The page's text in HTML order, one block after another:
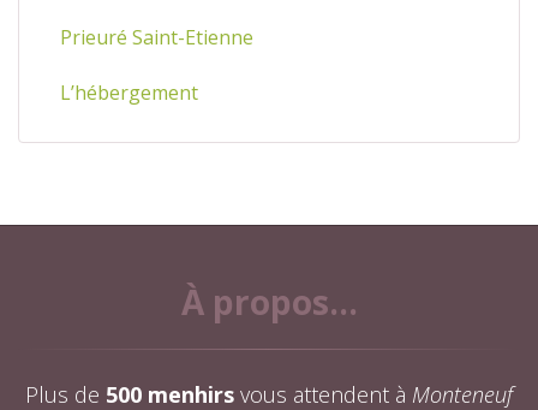
Prieuré Saint-Etienne
L’hébergement
À propos...
Plus de 500 menhirs vous attendent à Monteneuf